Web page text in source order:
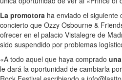
La promotora ha enviado el siguiente
concierto que Ozzy Osbourne &
ofrecer en el palacio Vistalegre de
sido suspendido por problemas
«A todo aquel que haya comprado
le dará la oportunidad de cambiarla